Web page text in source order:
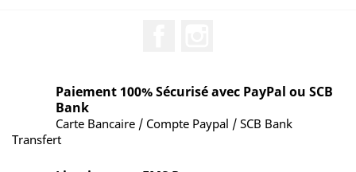
Paiement 100% Sécurisé avec PayPal ou SCB
Bank
Carte Bancaire / Compte Paypal / SCB Bank
Transfert